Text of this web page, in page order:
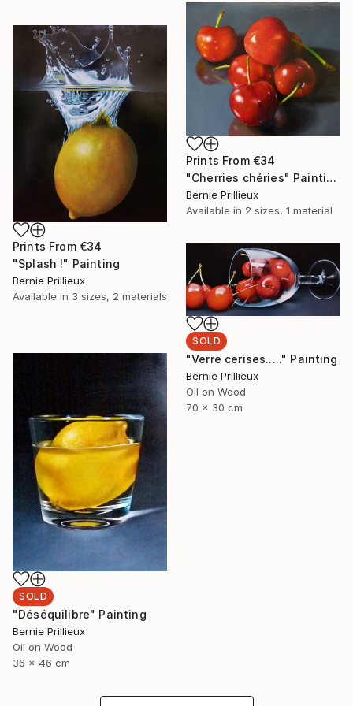
Prints From €34
"Cherries chéries" Painting
Bernie Prillieux
Available in 2 sizes, 1 material
Prints From €34
"Splash !" Painting
Bernie Prillieux
Available in 3 sizes, 2 materials
SOLD
"Verre cerises....." Painting
Bernie Prillieux
Oil on Wood
70 x 30 cm
SOLD
"Déséquilibre" Painting
Bernie Prillieux
Oil on Wood
36 x 46 cm